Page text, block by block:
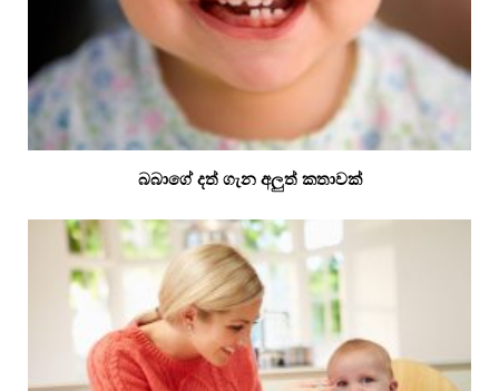
බබාගේ දත් ගැන අලුත් කතාවක්